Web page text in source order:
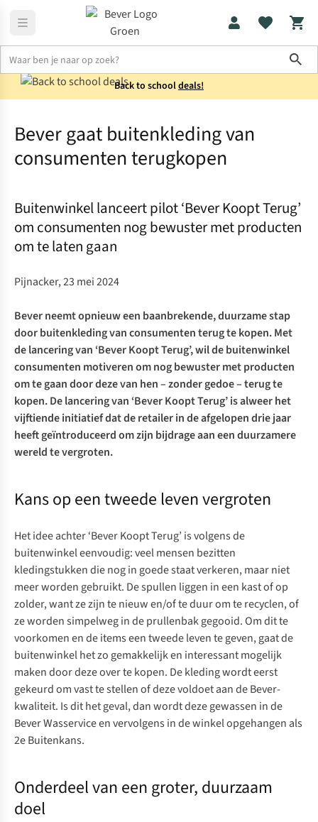
Back to schooldeals!
Bever gaat buitenkleding van
consumenten terugkopen
Buitenwinkel lanceert pilot ‘Bever Koopt Terug’
om consumenten nog bewuster met producten
om te laten gaan
Pijnacker, 23 mei 2024
Bever neemt opnieuw een baanbrekende, duurzame stap
door buitenkleding van consumenten terug te kopen. Met
de lancering van ‘Bever Koopt Terug’, wil de buitenwinkel
consumenten motiveren om nog bewuster met producten
om te gaan door deze van hen – zonder gedoe – terug te
kopen. De lancering van ‘Bever Koopt Terug’ is alweer het
vijftiende initiatief dat de retailer in de afgelopen drie jaar
heeft geïntroduceerd om zijn bijdrage aan een duurzamere
wereld te vergroten.
Kans op een tweede leven vergroten
Het idee achter ‘Bever Koopt Terug’ is volgens de
buitenwinkel eenvoudig: veel mensen bezitten
kledingstukken die nog in goede staat verkeren, maar niet
meer worden gebruikt. De spullen liggen in een kast of op
zolder, want ze zijn te nieuw en/of te duur om te recyclen, of
ze worden simpelweg in de prullenbak gegooid. Om dit te
voorkomen en de items een tweede leven te geven, gaat de
buitenwinkel het zo gemakkelijk en interessant mogelijk
maken door deze over te kopen. De kleding wordt eerst
gekeurd om vast te stellen of deze voldoet aan de Bever-
kwaliteit. Is dit het geval, dan wordt deze gewassen in de
Bever Wasservice en vervolgens in de winkel opgehangen als
2e Buitenkans.
Onderdeel van een groter, duurzaam
doel